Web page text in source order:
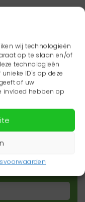
wij technologieën
op te slaan en/of
technologieën
ID's op deze
of uw
invloed hebben op
laatste
je dan in voor